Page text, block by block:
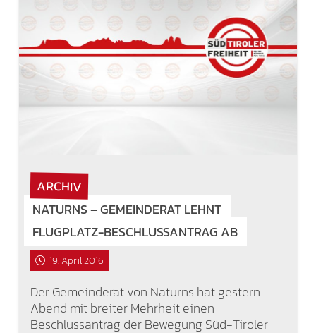
ARCHIV
NATURNS – GEMEINDERAT LEHNT
FLUGPLATZ-BESCHLUSSANTRAG AB
19. April 2016
Der Gemeinderat von Naturns hat gestern
Abend mit breiter Mehrheit einen
Beschlussantrag der Bewegung Süd-Tiroler